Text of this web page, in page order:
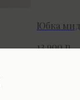
Юбка
13 900 р.